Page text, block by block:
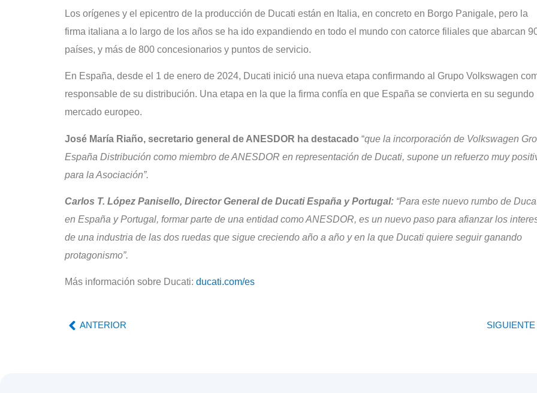
Los orígenes y el epicentro de la producción de Ducati están en Italia, en concreto en Borgo Panigale, pero la
firma italiana a lo largo de los años se ha ido expandiendo en todo el mundo con catorce filiales que abarcan
países, y más de 800 concesionarios y puntos de servicio.
En España, desde el 1 de enero de 2024, Ducati inició una nueva etapa confirmando al Grupo Volkswagen
responsable de su distribución. Una etapa en la que la firma confía en que España se convierta en su segundo
mercado europeo.
José María Riaño, secretario general de ANESDOR ha destacado “que la incorporación de Volkswagen
España Distribución como miembro de ANESDOR en representación de Ducati, supone un refuerzo muy
para la Asociación”.
Carlos T. López Panisello, Director General de Ducati España y Portugal:“Para este nuevo rumbo de
en España y Portugal, formar parte de una entidad como ANESDOR, es un nuevo paso para afianzar los
de una industria de las dos ruedas que sigue creciendo año a año y en la que Ducati quiere seguir ganando
protagonismo”.
Más información sobre Ducati: ducati.com/es
ANTERIOR SIGUIENTE